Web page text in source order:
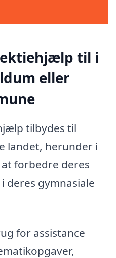
til i
eller
tilbydes til
landet, herunder i
forbedre deres
gymnasiale
for assistance